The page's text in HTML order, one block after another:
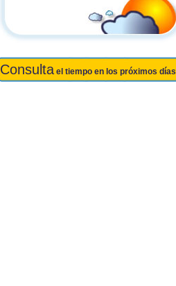
Consulta el tiempo en los próximos días